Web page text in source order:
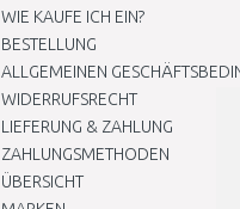
WIE KAUFE ICH EIN?
BESTELLUNG
ALLGEMEINEN
WIDERRUFSRECHT
LIEFERUNG & ZAHLUNG
ZAHLUNGSMETHODEN
ÜBERSICHT